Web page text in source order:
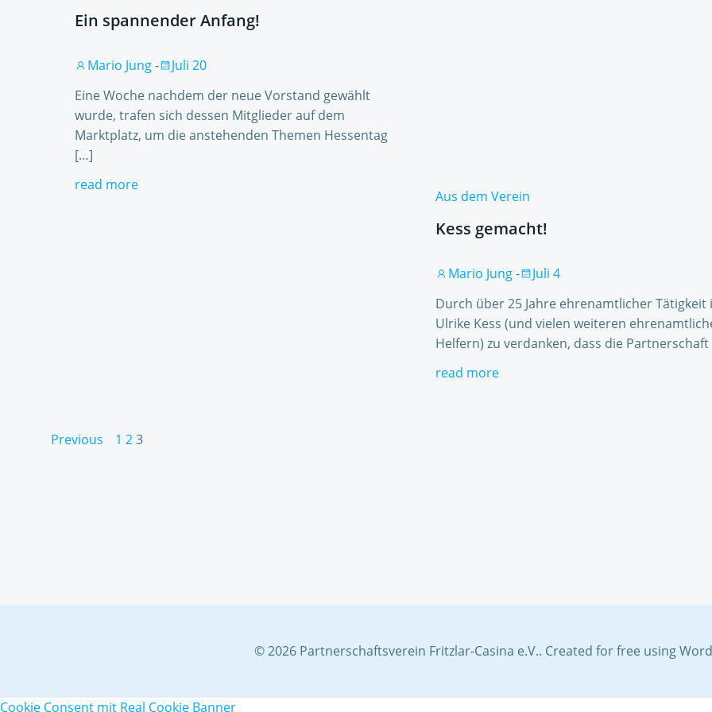
Ein spannender Anfang!
Mario Jung-
Juli 20
Eine Woche nachdem der neue Vorstand gewählt
wurde, trafen sich dessen Mitglieder auf dem
Marktplatz, um die anstehenden Themen Hessentag
[…]
read more
Aus dem Verein
Kess gemacht!
Mario Jung-
Juli 4
Durch über 25 Jahre ehrenamtlicher Tätigkeit
Ulrike Kess (und vielen weiteren
Helfern) zu verdanken, dass die
read more
Posts
Previous
Posts
Page
1 Page
2Page
3
© 2026 Partnerschaftsverein Fritzlar-Casina e.V.. Created for free using
Cookie Consent mit Real Cookie Banner